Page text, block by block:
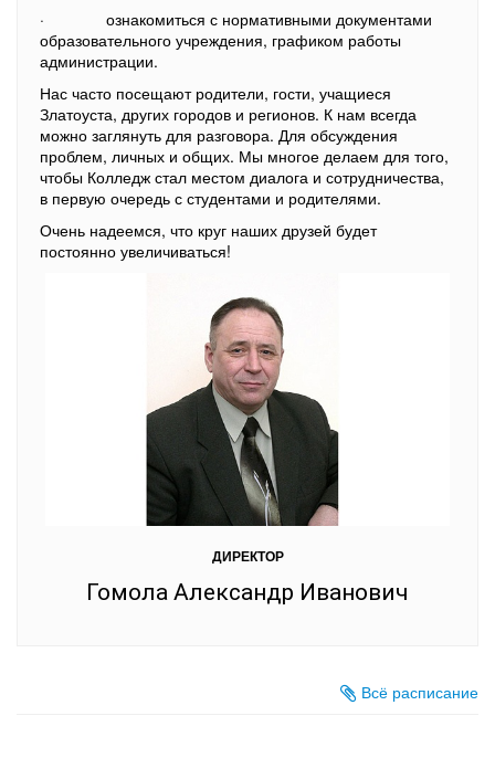
· ознакомиться с нормативными документами
образовательного учреждения, графиком работы
администрации.
Нас часто посещают родители, гости, учащиеся
Златоуста, других городов и регионов. К нам всегда
можно заглянуть для разговора. Для обсуждения
проблем, личных и общих. Мы многое делаем для того,
чтобы Колледж стал местом диалога и сотрудничества,
в первую очередь с студентами и родителями.
Очень надеемся, что круг наших друзей будет
постоянно увеличиваться!
ДИРЕКТОР
Гомола Александр Иванович
Всё расписание